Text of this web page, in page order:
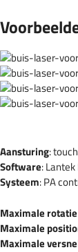
Aansturing:
Software:
Systeem: PA
Maximale
Maximale
Maximale